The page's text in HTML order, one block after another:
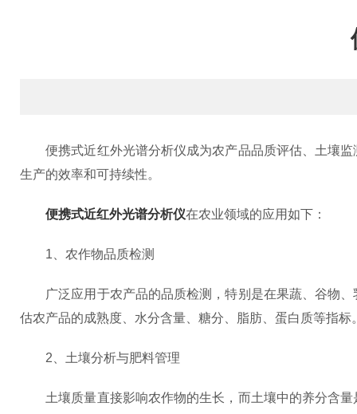
便携式近红外光谱分析仪成为农产品品质评估、土壤监
生产的效率和可持续性。
便携式近红外光谱分析仪在农业领域的应用如下：
1、农作物品质检测
广泛应用于农产品的品质检测，特别是在果蔬、谷物、
估农产品的成熟度、水分含量、糖分、脂肪、蛋白质等指标
2、土壤分析与肥料管理
土壤质量直接影响农作物的生长，而土壤中的养分含量